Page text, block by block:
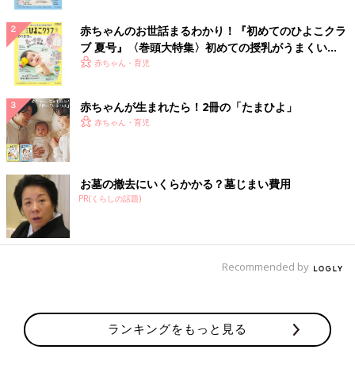
赤ちゃんのお世話まるわかり！『初めてのひよこクラ
ブ 夏号』〈巻頭大特集〉初めての授乳がうまくい
く！ おっぱい・ミルクの基本と夏のトラブル 解決テ
赤ちゃん・育児
赤ちゃんが生まれたら！2冊の「たまひよ」
赤ちゃん・育児
お墓の撤去にいくらかかる？墓じまい費用
PR(くらしの話題)
Recommended by
ランキングをもっと見る